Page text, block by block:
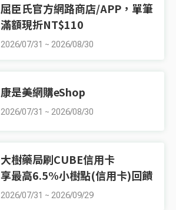
屈臣氏官方網路商店/APP，單筆
滿額現折NT$110
2026/07/31 ~ 2026/08/30
康是美網購eShop
2026/07/31 ~ 2026/08/30
大樹藥局刷CUBE信用卡
享最高6.5%小樹點(信用卡)回饋
2026/07/31 ~ 2026/09/29